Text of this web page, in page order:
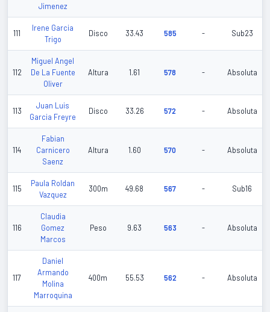
Jimenez
111
Irene Garcia
Trigo
Disco 33.43 585 - Sub23
112
Miguel Angel
De La Fuente
Oliver
Altura 1.61 578 - Absoluta
113
Juan Luis
Garcia Freyre
Disco 33.26 572 - Absoluta
114
Fabian
Carnicero
Saenz
Altura 1.60 570 - Absoluta
115
Paula Roldan
Vazquez
300m 49.68 567 - Sub16
116
Claudia
Gomez
Marcos
Peso 9.63 563 - Absoluta
117
Daniel
Armando
Molina
Marroquina
400m 55.53 562 - Absoluta